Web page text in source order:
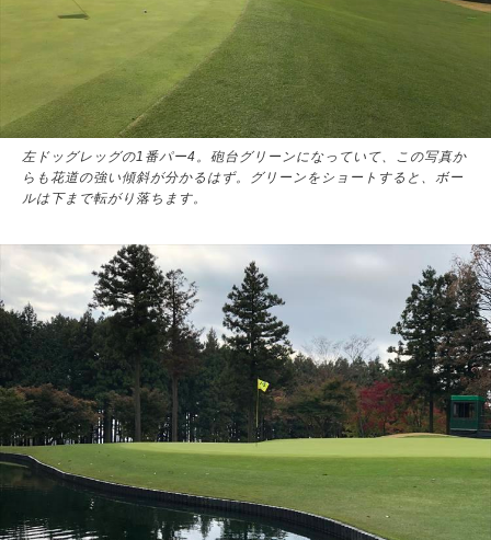
左ドッグレッグの1番パー4。砲台グリーンになっていて、この写真か
らも花道の強い傾斜が分かるはず。グリーンをショートすると、ボー
ルは下まで転がり落ちます。